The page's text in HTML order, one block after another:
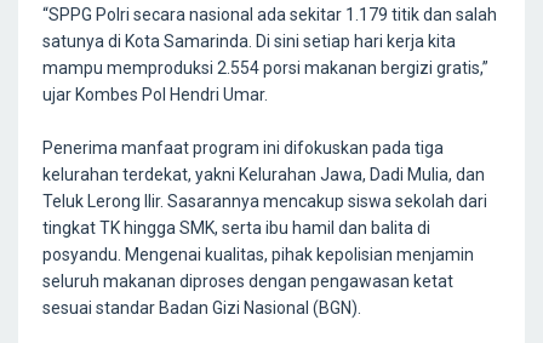
“SPPG Polri secara nasional ada sekitar 1.179 titik dan salah
satunya di Kota Samarinda. Di sini setiap hari kerja kita
mampu memproduksi 2.554 porsi makanan bergizi gratis,”
ujar Kombes Pol Hendri Umar.
Penerima manfaat program ini difokuskan pada tiga
kelurahan terdekat, yakni Kelurahan Jawa, Dadi Mulia, dan
Teluk Lerong Ilir. Sasarannya mencakup siswa sekolah dari
tingkat TK hingga SMK, serta ibu hamil dan balita di
posyandu. Mengenai kualitas, pihak kepolisian menjamin
seluruh makanan diproses dengan pengawasan ketat
sesuai standar Badan Gizi Nasional (BGN).